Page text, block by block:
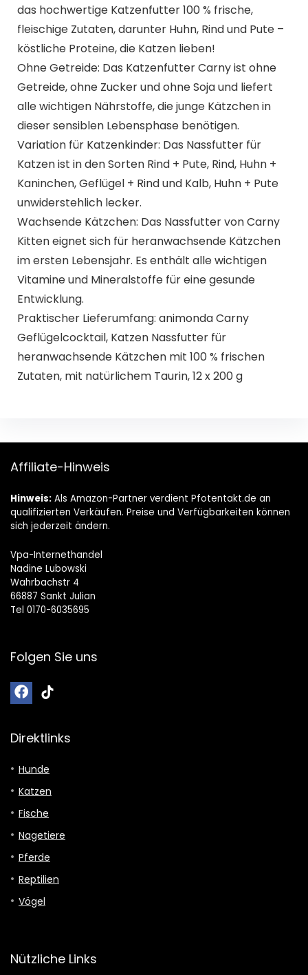
das hochwertige Katzenfutter 100 % frische,
fleischige Zutaten, darunter Huhn, Rind und Pute –
köstliche Proteine, die Katzen lieben!
Ohne Getreide: Das Katzenfutter Carny ist ohne
Getreide, ohne Zucker und ohne Soja und liefert
alle wichtigen Nährstoffe, die junge Kätzchen in
dieser sensiblen Lebensphase benötigen.
Variation für Katzenkinder: Das Nassfutter für
Katzen ist in den Sorten Rind + Pute, Rind, Huhn +
Kaninchen, Geflügel + Rind und Kalb, Huhn + Pute
unwiderstehlich lecker.
Wachsende Kätzchen: Das Nassfutter von Carny
Kitten eignet sich für heranwachsende Kätzchen
im ersten Lebensjahr. Es enthält alle wichtigen
Vitamine und Mineralstoffe für eine gesunde
Entwicklung.
Praktischer Lieferumfang: animonda Carny
Geflügelcocktail, Katzen Nassfutter für
heranwachsende Kätzchen mit 100 % frischen
Zutaten, mit natürlichem Taurin, 12 x 200 g
Affiliate-Hinweis
Hinweis: Als Amazon-Partner verdient Pfotentakt.de an
qualifizierten Verkäufen. Preise und Verfügbarkeiten können
sich jederzeit ändern.
Vpa-Internethandel
Nadine Lubowski
Wahrbachstr 4
66887 Sankt Julian
Tel 0170-6035695
Folgen Sie uns
Direktlinks
Hunde
Katzen
Fische
Nagetiere
Pferde
Reptilien
Vögel
Nützliche Links